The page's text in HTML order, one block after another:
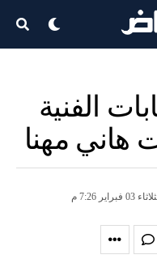
الفنية
هاني مهنا
03 فبراير 7:26 م